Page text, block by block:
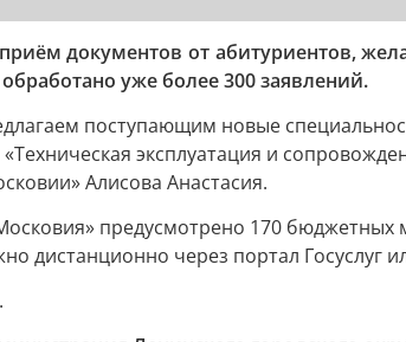
документов от абитуриентов,
уже более 300 заявлений.
поступающим новые
эксплуатация и
Алисова Анастасия.
предусмотрено 170
дистанционно через портал
.